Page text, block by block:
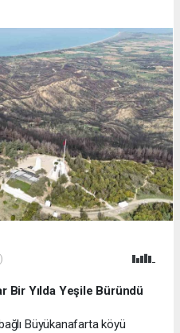
Bir Yılda Yeşile Büründü
Büyükanafarta köyü